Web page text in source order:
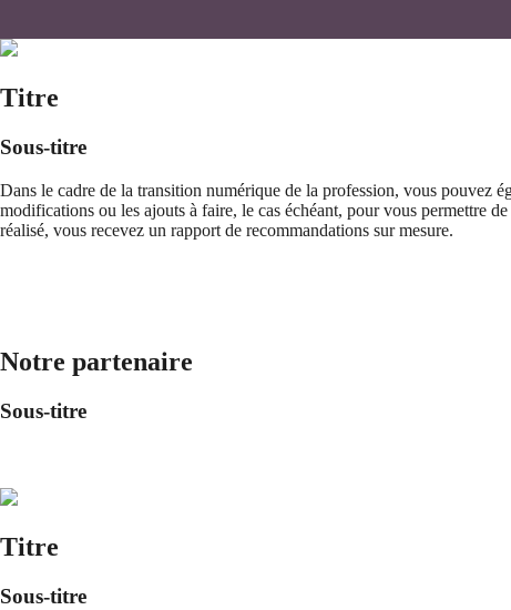
Titre
Sous-titre
Dans le cadre de la transition numérique de la profession, vous pouvez
modifications ou les ajouts à faire, le cas échéant, pour vous permettre
réalisé, vous recevez un rapport de recommandations sur mesure.
Notre partenaire
Sous-titre
Titre
Sous-titre